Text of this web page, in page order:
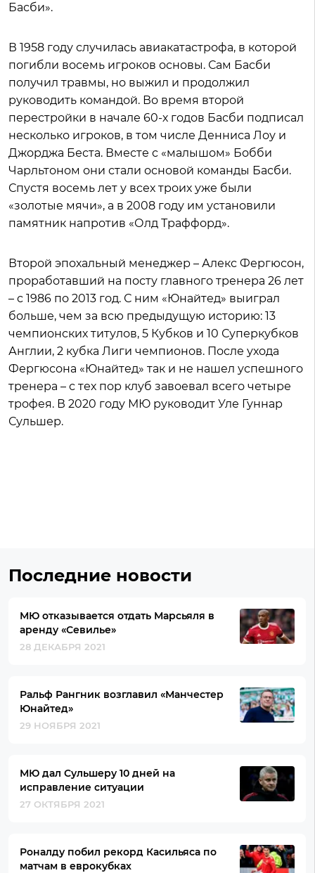
Басби».
В 1958 году случилась авиакатастрофа, в которой
погибли восемь игроков основы. Сам Басби
получил травмы, но выжил и продолжил
руководить командой. Во время второй
перестройки в начале 60-х годов Басби подписал
несколько игроков, в том числе Денниса Лоу и
Джорджа Беста. Вместе с «малышом» Бобби
Чарльтоном они стали основой команды Басби.
Спустя восемь лет у всех троих уже были
«золотые мячи», а в 2008 году им установили
памятник напротив «Олд Траффорд».
Второй эпохальный менеджер – Алекс Фергюсон,
проработавший на посту главного тренера 26 лет
– с 1986 по 2013 год. С ним «Юнайтед» выиграл
больше, чем за всю предыдущую историю: 13
чемпионских титулов, 5 Кубков и 10 Суперкубков
Англии, 2 кубка Лиги чемпионов. После ухода
Фергюсона «Юнайтед» так и не нашел успешного
тренера – с тех пор клуб завоевал всего четыре
трофея. В 2020 году МЮ руководит Уле Гуннар
Сульшер.
Последние новости
МЮ отказывается отдать Марсьяля в
аренду «Севилье»
28 ДЕКАБРЯ 2021
Ральф Рангник возглавил «Манчестер
Юнайтед»
29 НОЯБРЯ 2021
МЮ дал Сульшеру 10 дней на
исправление ситуации
27 ОКТЯБРЯ 2021
Роналду побил рекорд Касильяса по
матчам в еврокубках